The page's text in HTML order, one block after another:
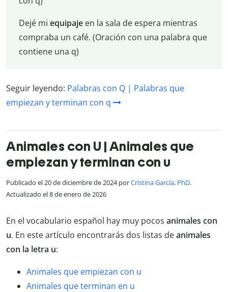
Dejé mi equipajeen la sala de espera mientras
compraba un café. (Oración con una palabra que
contiene una q)
Seguir leyendo: Palabras con Q | Palabras que
empiezan y terminan con q
Animales con U | Animales que
empiezan y terminan con u
Publicado el 20 de diciembre de 2024 porCristina García, PhD.
Actualizado el 8 de enero de 2026
En el vocabulario español hay muy pocos animales con
u. En este artículo encontrarás dos listas deanimales
con la letra u:
Animales que empiezan con u
Animales que terminan en u